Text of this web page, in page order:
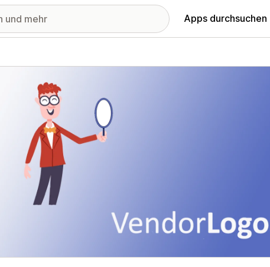
Apps durchsuchen
Bildergalerie